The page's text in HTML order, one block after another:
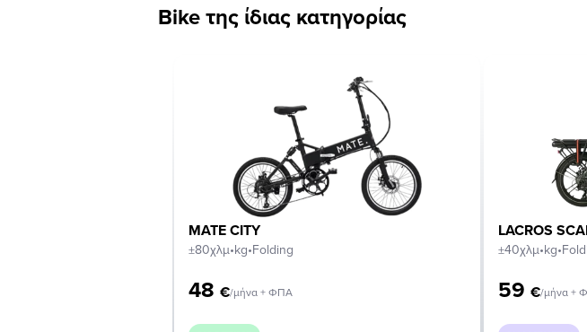
Bike της ίδιας κατηγορίας
MATE CITY
±80χλμ•kg•Folding
48 €/μήνα + ΦΠΑ
LACROS
±40χλμ•kg•
59 €/μήνα +